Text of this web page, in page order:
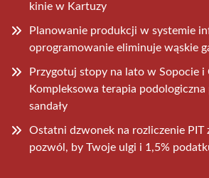
kinie w Kartuzy
Planowanie produkcji w systemie
oprogramowanie eliminuje wąskie
Przygotuj stopy na lato w Sopocie i
Kompleksowa terapia podologiczna
sandały
Ostatni dzwonek na rozliczenie PIT
pozwól, by Twoje ulgi i 1,5%